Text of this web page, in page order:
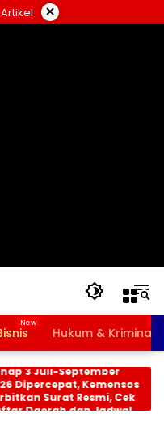
×
Hukum & Kriminal
PKH dan BPNT
3 Juli-September
Kemensos
Surat Resmi, Cek
Daerah dan Jadwal